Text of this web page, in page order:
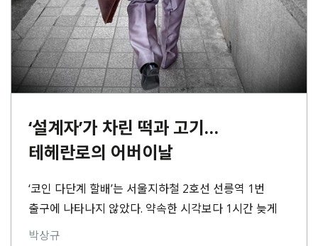
‘설계자’가 차린 떡과 고기…
테헤란로의 어버이날
‘코인 다단계 할배’는 서울지하철 2호선 선릉역 1번
출구에 나타나지 않았다. 약속한 시각보다 1시간 늦게
연락한 노인은 버럭 짜증부터 냈다. “1번⋯
박상규